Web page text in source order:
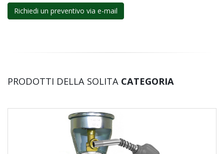
Richiedi un preventivo via e-mail
PRODOTTI DELLA SOLITA CATEGORIA